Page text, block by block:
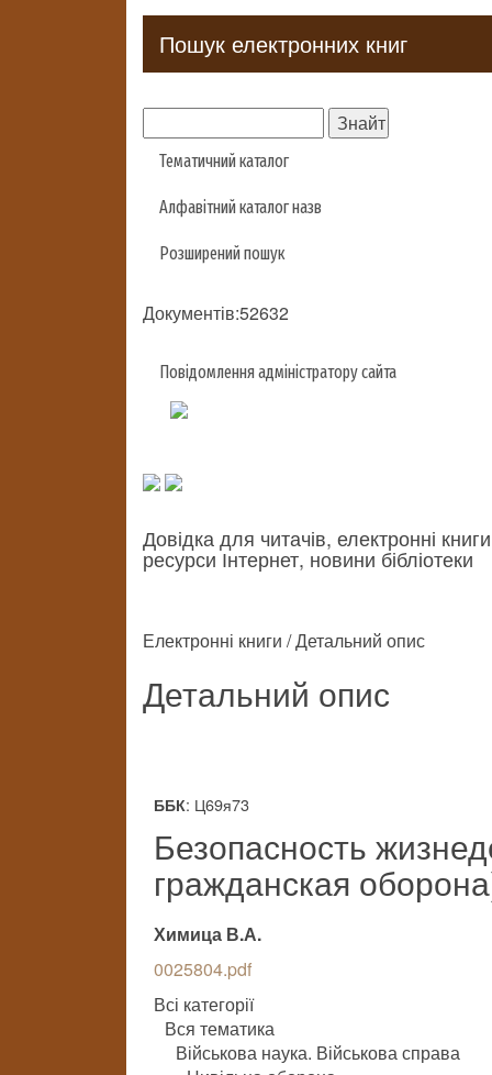
Пошук електронних книг
Тематичний каталог
Алфавітний каталог назв
Розширений пошук
Документів:52632
Повідомлення адміністратору сайта
Довідка для читачів, електронні
ресурси Інтернет, новини бібліотеки
Електронні книги / Детальний опис
Детальний опис
ББК: Ц69я73
Безопасность
гражданская
Химица В.А.
0025804.pdf
Всі категорії
Вся тематика
Військова наука. Військова справа